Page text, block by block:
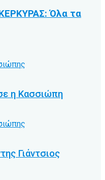
Όλα τα
η Κασσιώπη
Γιάντσιος